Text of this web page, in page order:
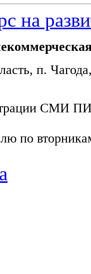
на
п.
СМИ
по